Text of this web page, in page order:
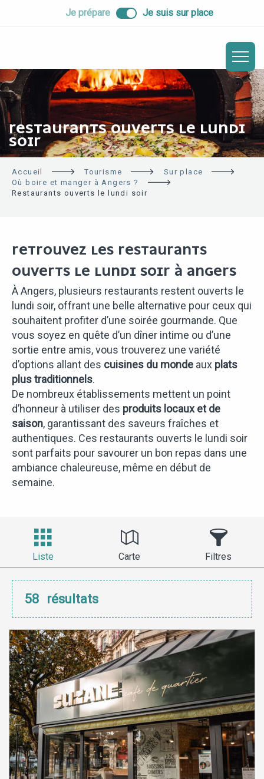
Je prépare Je suis sur place
RESTAURANTS OUVERTS LE LUNDI
SOIR
Accueil Tourisme
Sur place
Où boire et manger à Angers ?
Restaurants ouverts le lundi soir
RETROUVEZ LES RESTAURANTS
OUVERTS LE LUNDI SOIR À ANGERS
À Angers, plusieurs restaurants restent ouverts le
lundi soir, offrant une belle alternative pour ceux qui
souhaitent profiter d’une soirée gourmande. Que
vous soyez en quête d’un dîner intime ou d’une
sortie entre amis, vous trouverez une variété
d’options allant des cuisines du monde aux plats
plus traditionnels.
De nombreux établissements mettent un point
d’honneur à utiliser des produits locaux et de
saison, garantissant des saveurs fraîches et
authentiques. Ces restaurants ouverts le lundi soir
sont parfaits pour savourer un bon repas dans une
ambiance chaleureuse, même en début de
semaine.
Liste Carte Filtres
58 résultats